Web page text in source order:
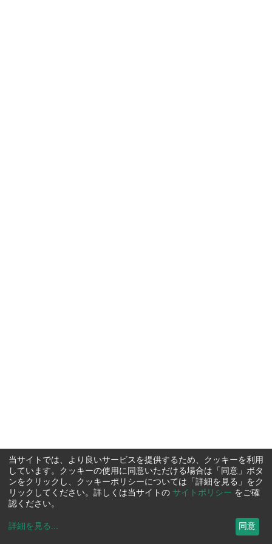
当サイトでは、より良いサービスを提供するため、クッキーを利用
しています。クッキーの使用に同意いただける場合は「同意」ボタ
ンをクリックし、クッキーポリシーについては「詳細を見る」をク
リックしてください。詳しくは当サイトの サイトポリシー をご確
認ください。
詳細を見る ... 同意